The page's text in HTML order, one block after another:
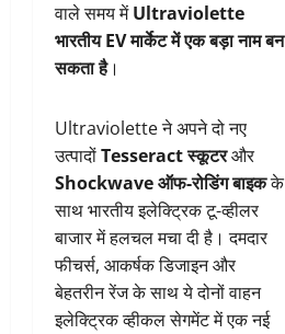
वाले समय मेंUltraviolette
भारतीय EV मार्केट में एक बड़ा नाम बन
सकता है।
Ultraviolette ने अपने दो नए
उत्पादोंTesseract स्कूटरऔर
Shockwave ऑफ-रोडिंग बाइकके
साथ भारतीय इलेक्ट्रिक टू-व्हीलर
बाजार में हलचल मचा दी है। दमदार
फीचर्स, आकर्षक डिजाइन और
बेहतरीन रेंज के साथ ये दोनों वाहन
इलेक्ट्रिक व्हीकल सेगमेंट में एक नई